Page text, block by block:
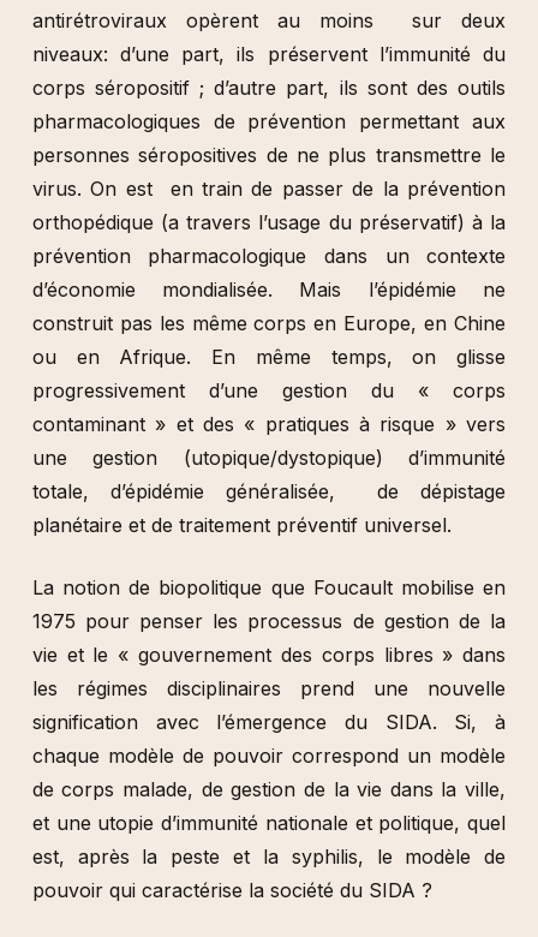
antirétroviraux opèrent au moins sur deux
niveaux: d’une part, ils préservent l’immunité du
corps séropositif ; d’autre part, ils sont des outils
pharmacologiques de prévention permettant aux
personnes séropositives de ne plus transmettre le
virus. On est en train de passer de la prévention
orthopédique (a travers l’usage du préservatif) à la
prévention pharmacologique dans un contexte
d’économie mondialisée. Mais l’épidémie ne
construit pas les même corps en Europe, en Chine
ou en Afrique. En même temps, on glisse
progressivement d’une gestion du « corps
contaminant » et des « pratiques à risque » vers
une gestion (utopique/dystopique) d’immunité
totale, d’épidémie généralisée, de dépistage
planétaire et de traitement préventif universel.
La notion de biopolitique que Foucault mobilise en
1975 pour penser les processus de gestion de la
vie et le « gouvernement des corps libres » dans
les régimes disciplinaires prend une nouvelle
signification avec l’émergence du SIDA. Si, à
chaque modèle de pouvoir correspond un modèle
de corps malade, de gestion de la vie dans la ville,
et une utopie d’immunité nationale et politique, quel
est, après la peste et la syphilis, le modèle de
pouvoir qui caractérise la société du SIDA ?